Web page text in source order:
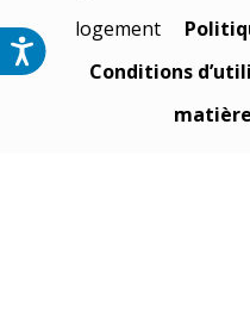
logement
Conditions